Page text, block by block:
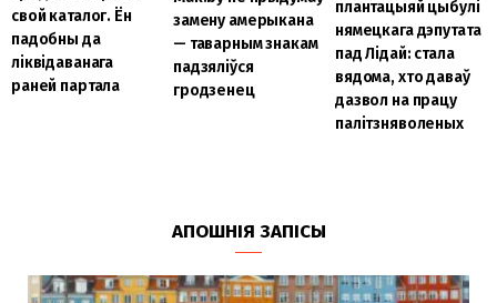
свой каталог. Ён
падобны да
ліквідаванага
раней партала
замену амерыкана
— таварным знакам
падзяліўся
гродзенец
плантацыяй цыбулі
нямецкага дэпутата
пад Лідай: стала
вядома, хто даваў
дазвол на працу
палітзняволеных
АПОШНІЯ ЗАПІСЫ